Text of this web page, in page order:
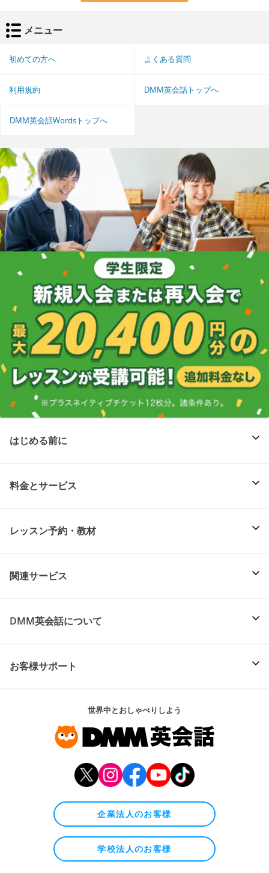
メニュー
初めての方へ よくある質問
利用規約 DMM英会話トップへ
DMM英会話Wordsトップへ
はじめる前に
料金とサービス
レッスン予約・教材
関連サービス
DMM英会話について
お客様サポート
世界中とおしゃべりしよう
企業法人のお客様
学校法人のお客様